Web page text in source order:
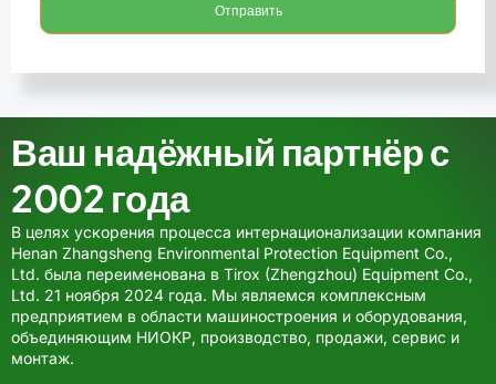
Отправить
Ваш надёжный партнёр с
2002 года
В целях ускорения процесса интернационализации компания
Henan Zhangsheng Environmental Protection Equipment Co.,
Ltd. была переименована в Tirox (Zhengzhou) Equipment Co.,
Ltd. 21 ноября 2024 года. Мы являемся комплексным
предприятием в области машиностроения и оборудования,
объединяющим НИОКР, производство, продажи, сервис и
монтаж.